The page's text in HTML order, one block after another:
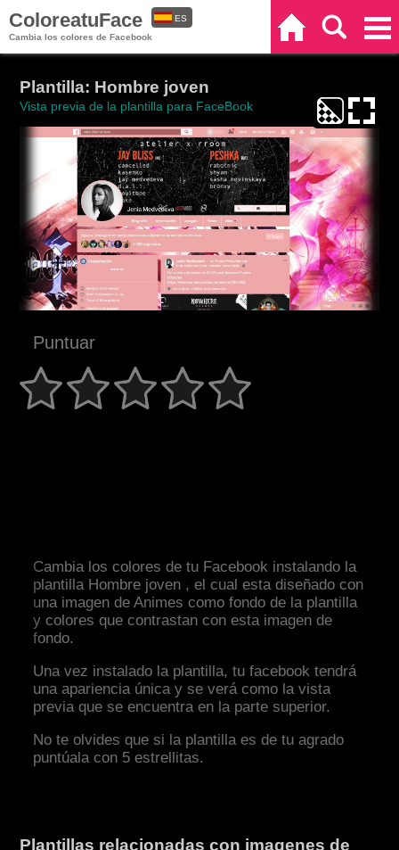
ColoreatuFace
Cambia los colores de Facebook
ES
Plantilla: Hombre joven
Vista previa de la plantilla para FaceBook
Puntuar
Cambia los colores de tu Facebook instalando la
plantilla Hombre joven , el cual esta diseñado con
una imagen de Animes como fondo de la plantilla
y colores que contrastan con esta imagen de
fondo.
Una vez instalado la plantilla, tu facebook tendrá
una apariencia única y se verá como la vista
previa que se encuentra en la parte superior.
No te olvides que si la plantilla es de tu agrado
puntúala con 5 estrellitas.
Plantillas relacionadas con imagenes de